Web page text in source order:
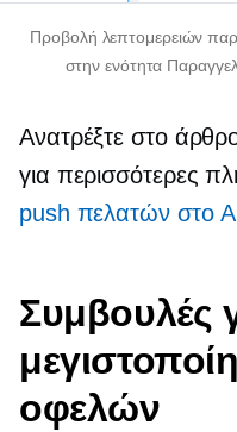
Προβολή λεπτομερειών
στην ενότητα
Ανατρέξτε στο
για περισσότερες
push πελατών στο
Συμβουλές
οφελών